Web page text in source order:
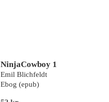
NinjaCowboy 1
Emil Blichfeldt
Ebog (epub)